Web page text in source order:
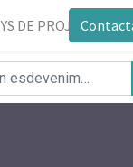
DE PROJECTE